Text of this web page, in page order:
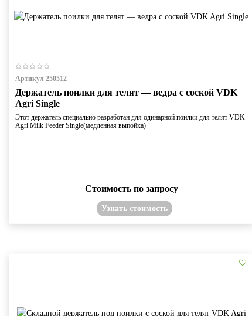
Артикул 250512
Держатель поилки для телят — ведра с соской VDK
Agri Single
Этот держатель специально разработан для одинарной поилки для телят VDK
Agri Milk Feeder Single(медленная выпойка)
Стоимость по запросу
Узнать стоимость